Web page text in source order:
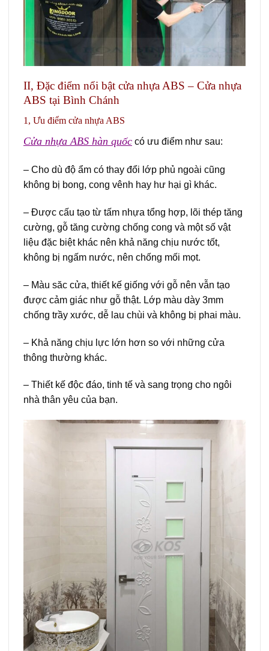
II, Đặc điểm nổi bật cửa nhựa ABS – Cửa nhựa
ABS tại Bình Chánh
1, Ưu điểm cửa nhựa ABS
Cửa nhựa ABS hàn quốc có ưu điểm như sau:
– Cho dù độ ẩm có thay đổi lớp phủ ngoài cũng
không bị bong, cong vênh hay hư hại gì khác.
– Được cấu tạo từ tấm nhựa tổng hợp, lõi thép tăng
cường, gỗ tăng cường chống cong và một số vật
liệu đặc biệt khác nên khả năng chịu nước tốt,
không bị ngấm nước, nên chống mối mọt.
– Màu săc cửa, thiết kế giống với gỗ nên vẫn tạo
được cảm giác như gỗ thật. Lớp màu dày 3mm
chống trầy xước, dễ lau chùi và không bị phai màu.
– Khả năng chịu lực lớn hơn so với những cửa
thông thường khác.
– Thiết kế độc đáo, tinh tế và sang trọng cho ngôi
nhà thân yêu của bạn.